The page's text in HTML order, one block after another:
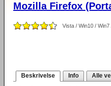
Mozilla Firefox
Vista / Win10 / Win7
Beskrivelse Info Alle